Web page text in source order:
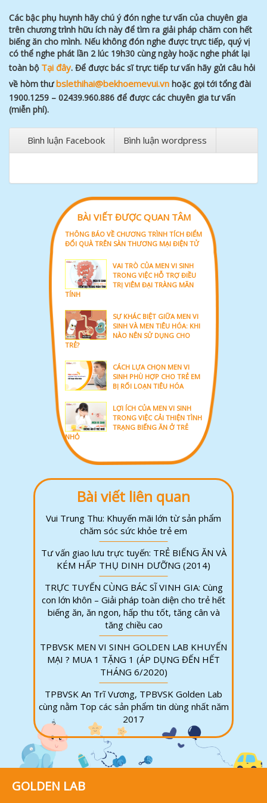
Các bậc phụ huynh hãy chú ý đón nghe tư vấn của chuyên gia
trên chương trình hữu ích này để tìm ra giải pháp chăm con hết
biếng ăn cho mình. Nếu không đón nghe được trực tiếp, quý vị
có thể nghe phát lần 2 lúc 19h30 cùng ngày hoặc nghe phát lại
toàn bộ Tại đây. Để được bác sĩ trực tiếp tư vấn hãy gửi câu hỏi
về hòm thưbslethihai@bekhoemevui.vn hoặc gọi tới tổng đài
1900.1259 – 02439.960.886 để được các chuyên gia tư vấn
(miễn phí).
Bình luận Facebook Bình luận wordpress
BÀI VIẾT ĐƯỢC QUAN TÂM
THÔNG BÁO VỀ CHƯƠNG TRÌNH TÍCH ĐIỂM
ĐỔI QUÀ TRÊN SÀN THƯƠNG MẠI ĐIỆN TỬ
VAI TRÒ CỦA MEN VI SINH
TRONG VIỆC HỖ TRỢ ĐIỀU
TRỊ VIÊM ĐẠI TRÀNG MÃN
TÍNH
SỰ KHÁC BIỆT GIỮA MEN VI
SINH VÀ MEN TIÊU HÓA: KHI
NÀO NÊN SỬ DỤNG CHO
TRẺ?
CÁCH LỰA CHỌN MEN VI
SINH PHÙ HỢP CHO TRẺ EM
BỊ RỐI LOẠN TIÊU HÓA
LỢI ÍCH CỦA MEN VI SINH
TRONG VIỆC CẢI THIỆN TÌNH
TRẠNG BIẾNG ĂN Ở TRẺ
NHỎ
Bài viết liên quan
Vui Trung Thu: Khuyến mãi lớn từ sản phẩm
chăm sóc sức khỏe trẻ em
Tư vấn giao lưu trực tuyến: TRẺ BIẾNG ĂN VÀ
KÉM HẤP THỤ DINH DƯỠNG (2014)
TRỰC TUYẾN CÙNG BÁC SĨ VINH GIA: Cùng
con lớn khôn – Giải pháp toàn diện cho trẻ hết
biếng ăn, ăn ngon, hấp thu tốt, tăng cân và
tăng chiều cao
TPBVSK MEN VI SINH GOLDEN LAB KHUYẾN
MẠI ? MUA 1 TẶNG 1 (ÁP DỤNG ĐẾN HẾT
THÁNG 6/2020)
TPBVSK An Trĩ Vương, TPBVSK Golden Lab
cùng nằm Top các sản phẩm tin dùng nhất năm
2017
GOLDEN LAB